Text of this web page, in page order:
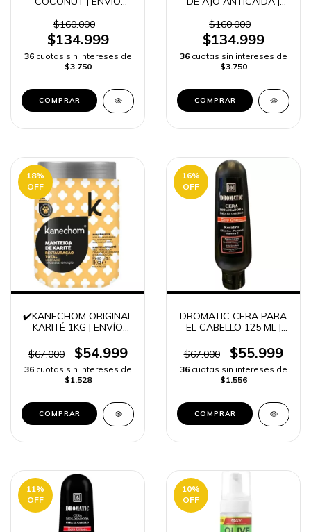
$160.000
$134.999
36 cuotas sin intereses de
$3.750
COLOMBIA
$160.000
$134.999
36 cuotas sin intereses de
$3.750
18%
OFF
✔️KANECHOM ORIGINAL
KARITÉ 1KG | ENVÍO
$67.000
$54.999
36 cuotas sin intereses de
$1.528
16%
OFF
DROMATIC CERA PARA
EL CABELLO 125 ML |
$67.000
$55.999
36 cuotas sin intereses de
$1.556
11%
OFF
10%
OFF